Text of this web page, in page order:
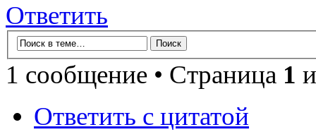
Ответить
1 сообщение • Страница 1
Ответить с цитатой